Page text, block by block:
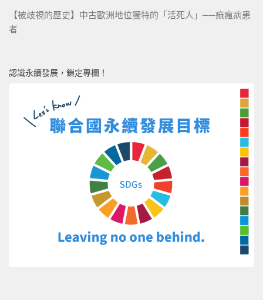
【被歧視的歷史】中古歐洲地位獨特的「活死人」──痲瘋病患
者
認識永續發展，鎖定專欄！